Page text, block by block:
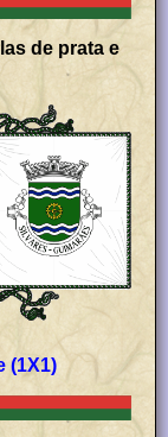
de prata e
(1X1)